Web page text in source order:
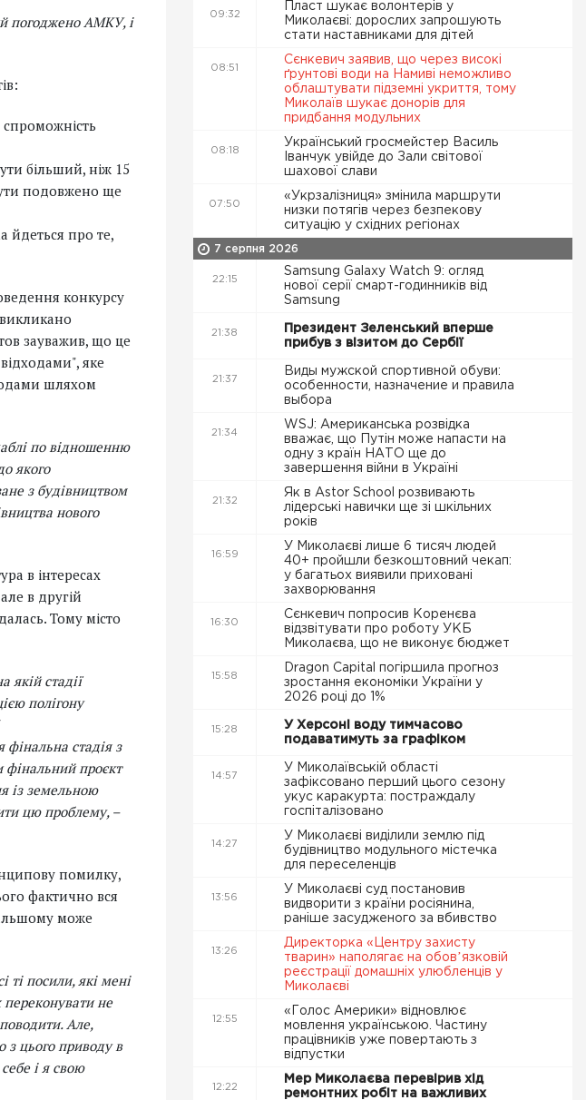
погоджено АМКУ, і
спроможність
більший, ніж 15
подовжено ще
йдеться про те,
конкурсу
зауважив, що це
яке
шляхом
по відношенню
якого
з будівництвом
нового
в інтересах
в другій
Тому місто
якій стадії
полігону
фінальна стадія з
фінальний проєкт
із земельною
цю проблему, –
помилку,
фактично вся
може
ті посили, які мені
не
Але,
з цього приводу в
і я свою
09:32
Пласт шукає волонтерів у
Миколаєві: дорослих запрошують
стати наставниками для дітей
08:51
Сєнкевич заявив, що через високі
ґрунтові води на Намиві неможливо
облаштувати підземні укриття, тому
Миколаїв шукає донорів для
придбання модульних
08:18
Український гросмейстер Василь
Іванчук увійде до Зали світової
шахової слави
07:50
«Укрзалізниця» змінила маршрути
низки потягів через безпекову
ситуацію у східних регіонах
7 серпня 2026
22:15
Samsung Galaxy Watch 9: огляд
нової серії смарт-годинників від
Samsung
21:38
Президент Зеленський вперше
прибув з візитом до Сербії
21:37
Виды мужской спортивной обуви:
особенности, назначение и правила
выбора
21:34
WSJ: Американська розвідка
вважає, що Путін може напасти на
одну з країн НАТО ще до
завершення війни в Україні
21:32
Як в Astor School розвивають
лідерські навички ще зі шкільних
років
16:59
У Миколаєві лише 6 тисяч людей
40+ пройшли безкоштовний чекап:
у багатьох виявили приховані
захворювання
16:30
Сєнкевич попросив Коренєва
відзвітувати про роботу УКБ
Миколаєва, що не виконує бюджет
15:58
Dragon Capital погіршила прогноз
зростання економіки України у
2026 році до 1%
15:28
У Херсоні воду тимчасово
подаватимуть за графіком
14:57
У Миколаївській області
зафіксовано перший цього сезону
укус каракурта: постраждалу
госпіталізовано
14:27
У Миколаєві виділили землю під
будівництво модульного містечка
для переселенців
13:56
У Миколаєві суд постановив
видворити з країни росіянина,
раніше засудженого за вбивство
13:26
Директорка «Центру захисту
тварин» наполягає на обовʼязковій
реєстрації домашніх улюбленців у
Миколаєві
12:55
«Голос Америки» відновлює
мовлення українською. Частину
працівників уже повертають з
відпустки
12:22
Мер Миколаєва перевірив хід
ремонтних робіт на важливих